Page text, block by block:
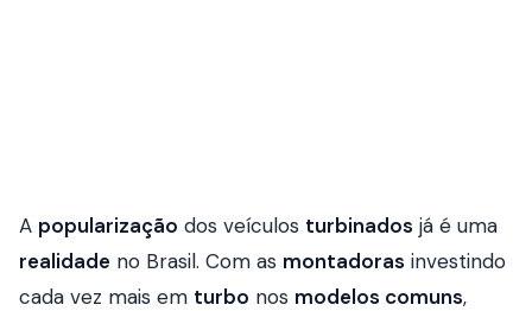
A popularização dos veículos turbinados já é uma
realidade no Brasil. Com as montadoras investindo
cada vez mais em turbo nos modelos comuns,